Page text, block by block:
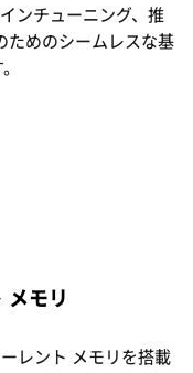
ンチューニング、推
ためのシームレスな基
メモリ
レント メモリを搭載